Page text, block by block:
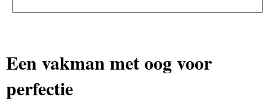
Een vakman met oog voor
perfectie